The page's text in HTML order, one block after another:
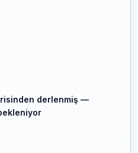
derlenmiş —